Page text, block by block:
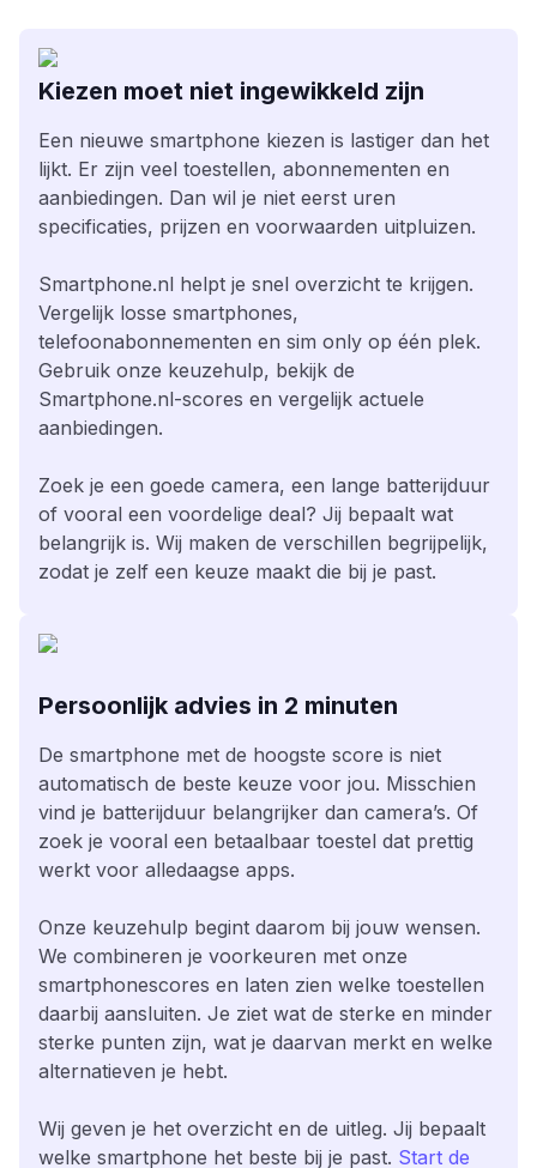
Kiezen moet niet ingewikkeld zijn
Een nieuwe smartphone kiezen is lastiger dan het
lijkt. Er zijn veel toestellen, abonnementen en
aanbiedingen. Dan wil je niet eerst uren
specificaties, prijzen en voorwaarden uitpluizen.
Smartphone.nl helpt je snel overzicht te krijgen.
Vergelijk losse smartphones,
telefoonabonnementen en sim only op één plek.
Gebruik onze keuzehulp, bekijk de
Smartphone.nl-scores en vergelijk actuele
aanbiedingen.
Zoek je een goede camera, een lange batterijduur
of vooral een voordelige deal? Jij bepaalt wat
belangrijk is. Wij maken de verschillen begrijpelijk,
zodat je zelf een keuze maakt die bij je past.
Persoonlijk advies in 2 minuten
De smartphone met de hoogste score is niet
automatisch de beste keuze voor jou. Misschien
vind je batterijduur belangrijker dan camera’s. Of
zoek je vooral een betaalbaar toestel dat prettig
werkt voor alledaagse apps.
Onze keuzehulp begint daarom bij jouw wensen.
We combineren je voorkeuren met onze
smartphonescores en laten zien welke toestellen
daarbij aansluiten. Je ziet wat de sterke en minder
sterke punten zijn, wat je daarvan merkt en welke
alternatieven je hebt.
Wij geven je het overzicht en de uitleg. Jij bepaalt
welke smartphone het beste bij je past. Start de